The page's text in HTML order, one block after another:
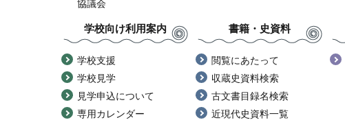
協議会
学校向け利用案内
学校支援
学校見学
見学申込について
専用カレンダー
書籍・史資料
閲覧にあたって
収蔵史資料検索
古文書目録名検索
近現代史資料一覧